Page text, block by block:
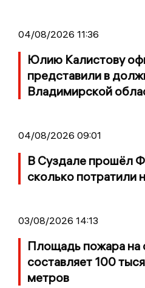
04/08/2026 11:36
Юлию Калистову
представили в
Владимирской
04/08/2026 09:01
В Суздале прошёл
сколько потратили
03/08/2026 14:13
Площадь пожара на
составляет 100
метров